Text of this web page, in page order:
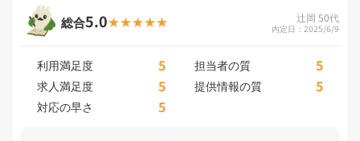
総合5.0 辻岡 50代
内定日：2025/6/9
利用満足度 5 担当者の質 5
求人満足度 5 提供情報の質 5
対応の早さ 5